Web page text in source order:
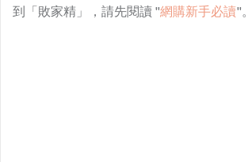
到「敗家精」，請先閱讀 "網購新手必讀"。